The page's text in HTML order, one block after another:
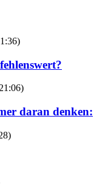
daran denken: